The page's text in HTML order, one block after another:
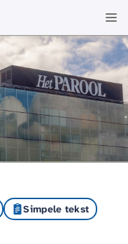
Simpele tekst